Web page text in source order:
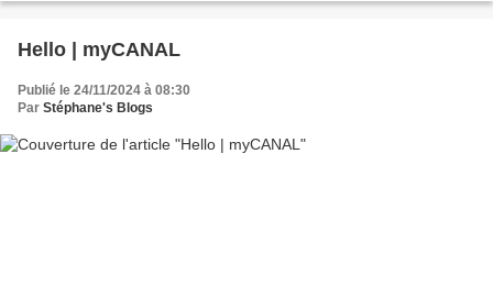
Hello | myCANAL
Publié le 24/11/2024 à 08:30
Par Stéphane's Blogs